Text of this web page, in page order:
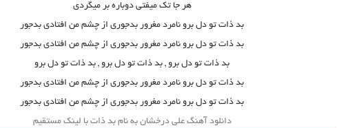
هر جا تک میفتی دوباره بر میگردی
بد ذات تو دل برو نامرد مغرور بدجوری از چشم من افتادی بدجور
بد ذات تو دل برو نامرد مغرور بدجوری از چشم من افتادی بدجور
بد ذات تو دل برو , بد ذات تو دل برو , بد ذات تو دل برو
بد ذات تو دل برو نامرد مغرور بدجوری از چشم من افتادی بدجور
بد ذات تو دل برو نامرد مغرور بدجوری از چشم من افتادی بدجور
دانلود آهنگ علی درخشان به نام بد ذات با لینک مستقیم